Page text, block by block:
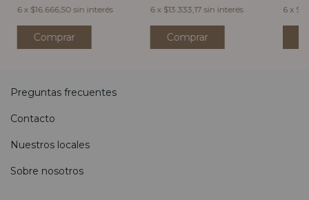
6 x $16.666,50 sin interés
Comprar
6 x $13.333,17 sin interés
Comprar
6 x
Preguntas frecuentes
Contacto
Nuestros locales
Sobre nosotros